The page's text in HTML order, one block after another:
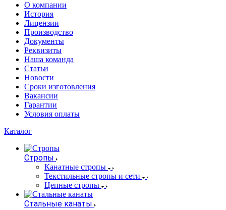
О компании
История
Лицензии
Производство
Документы
Реквизиты
Наша команда
Статьи
Новости
Сроки изготовления
Вакансии
Гарантии
Условия оплаты
Каталог
Стропы
Канатные стропы
Текстильные стропы и сети
Цепные стропы
Стальные канаты